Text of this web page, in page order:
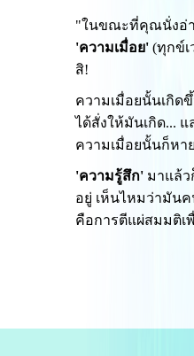
"ในขณะที่คุณนั่งอ่า
'ความเมื่อย'(ทุกข์เ
สิ!
ความเมื่อยนั้นเกิด
ได้สั่งให้มันเกิด...
ความเมื่อยนั้นก็หาย
'ความรู้สึก'มาแล้ว
อยู่ เห็นไหมว่ามัน
คือการตีแผ่สมมติเ